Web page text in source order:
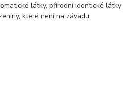
látky, přírodní identické látky
které není na závadu.